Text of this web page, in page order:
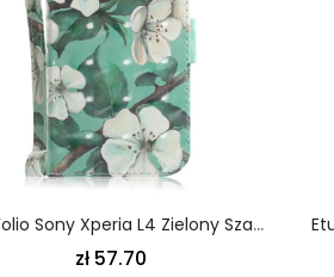
Etui Folio Sony Xperia L4 Zielony Szary Kwitnąca Gałąź Ze Stringami Etui Ochronne
zł 57.70